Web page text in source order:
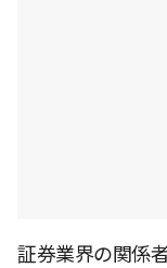
証券業界の関係